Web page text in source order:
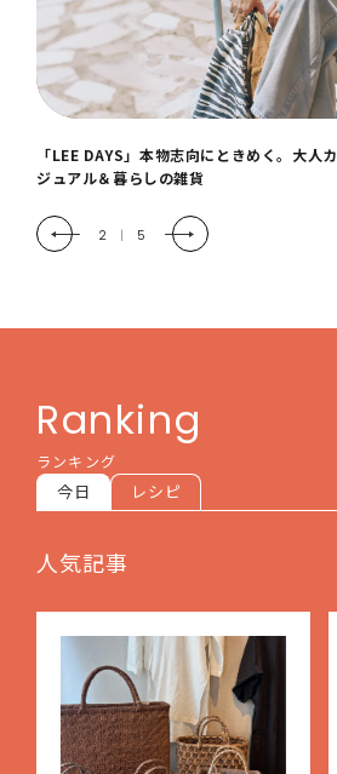
「LEE DAYS」本物志向にときめく。大人カ
ジュアル＆暮らしの雑貨
2 | 5
Ranking
ランキング
今日 レシピ
人気記事